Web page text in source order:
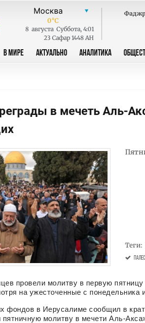
0°C
8 августа Суббота, 4:01
23 Сафар 1448 AH
В МИРЕ АКТУАЛЬНО АНАЛИТИКА
в мечеть Аль-
Теги:
провели молитву в первую
на ужесточенные с понедельника
фондов в Иерусалиме сообщил в
молитву в мечети Аль-